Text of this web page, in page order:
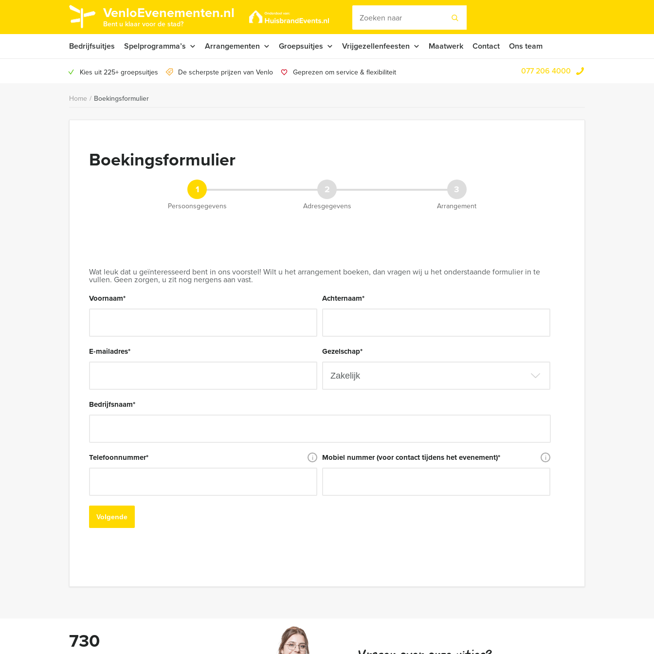
VenloEvenementen.nl
Bent u klaar voor de stad?
Bedrijfsuitjes Spelprogramma’s Arrangementen Groepsuitjes Vrijgezellenfeesten Maatwerk Contact Ons team
Kies uit 225+ groepsuitjes De scherpste prijzen van Venlo Geprezen om service & flexibiliteit 077 206 4000
Home / Boekingsformulier
Boekingsformulier
1
Persoonsgegevens
2
Adresgegevens
3
Arrangement
Wat leuk dat u geïnteresseerd bent in ons voorstel! Wilt u het arrangement boeken, dan vragen wij u het onderstaande formulier in te
vullen. Geen zorgen, u zit nog nergens aan vast.
Voornaam* Achternaam*
E-mailadres* Gezelschap*
Bedrijfsnaam*
Telefoonnummer* i Mobiel nummer (voor contact tijdens het evenement)* i
730